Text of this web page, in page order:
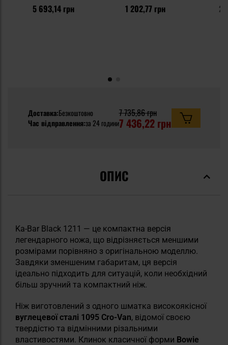
5 693,14 грн 1 202,77 грн
Доставка:Безкоштовно
Час відправлення:за 24 години
7 735,86 грн
7 436,22 грн
ОПИС
Ka-Bar Black 1211 — це компактна версія
легендарного ножа, що відрізняється меншими
розмірами порівняно з оригінальною моделлю.
Завдяки зменшеним габаритам, ця версія
ідеально підходить для ситуацій, коли необхідний
більш зручний та компактний ніж.
Ніж виготовлений з одного шматка високоякісної
вуглецевої сталі 1095 Cro-Van, відомої своєю
твердістю та відмінними різальними
властивостями. Клинок класичної форми Bowie